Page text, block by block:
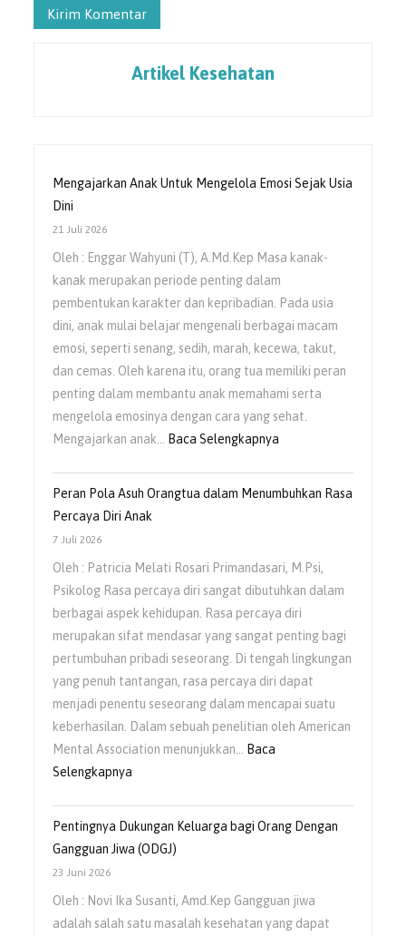
Artikel Kesehatan
Mengajarkan Anak Untuk Mengelola Emosi Sejak Usia
Dini
21 Juli 2026
Oleh : Enggar Wahyuni (T), A.Md.Kep Masa kanak-
kanak merupakan periode penting dalam
pembentukan karakter dan kepribadian. Pada usia
dini, anak mulai belajar mengenali berbagai macam
emosi, seperti senang, sedih, marah, kecewa, takut,
dan cemas. Oleh karena itu, orang tua memiliki peran
penting dalam membantu anak memahami serta
mengelola emosinya dengan cara yang sehat.
Mengajarkan anak…
Baca Selengkapnya
Peran Pola Asuh Orangtua dalam Menumbuhkan Rasa
Percaya Diri Anak
7 Juli 2026
Oleh : Patricia Melati Rosari Primandasari, M.Psi,
Psikolog Rasa percaya diri sangat dibutuhkan dalam
berbagai aspek kehidupan. Rasa percaya diri
merupakan sifat mendasar yang sangat penting bagi
pertumbuhan pribadi seseorang. Di tengah lingkungan
yang penuh tantangan, rasa percaya diri dapat
menjadi penentu seseorang dalam mencapai suatu
keberhasilan. Dalam sebuah penelitian oleh American
Mental Association menunjukkan…
Baca
Selengkapnya
Pentingnya Dukungan Keluarga bagi Orang Dengan
Gangguan Jiwa (ODGJ)
23 Juni 2026
Oleh : Novi Ika Susanti, Amd.Kep Gangguan jiwa
adalah salah satu masalah kesehatan yang dapat